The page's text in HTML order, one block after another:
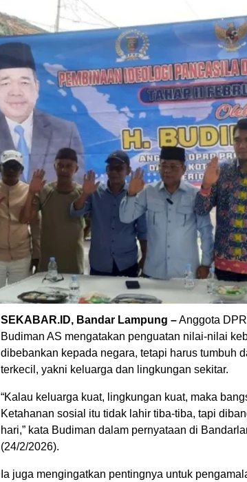
SEKABAR.ID, Bandar Lampung –Anggota
Budiman AS mengatakan penguatan nilai-nilai
dibebankan kepada negara, tetapi harus tumbuh
terkecil, yakni keluarga dan lingkungan sekitar.
“Kalau keluarga kuat, lingkungan kuat, maka
Ketahanan sosial itu tidak lahir tiba-tiba, tapi
hari,” kata Budiman dalam pernyataan di
(24/2/2026).
Ia juga mengingatkan pentingnya untuk